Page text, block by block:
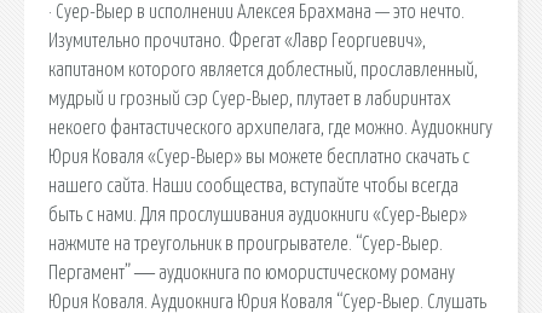
· Суер-Выер в исполнении Алексея Брахмана — это нечто.
Изумительно прочитано. Фрегат «Лавр Георгиевич»,
капитаном которого является доблестный, прославленный,
мудрый и грозный сэр Суер-Выер, плутает в лабиринтах
некоего фантастического архипелага, где можно. Аудиокнигу
Юрия Коваля «Суер-Выер» вы можете бесплатно скачать с
нашего сайта. Наши сообщества, вступайте чтобы всегда
быть с нами. Для прослушивания аудиокниги «Суер-Выер»
нажмите на треугольник в проигрывателе. “Суер-Выер.
Пергамент” ― аудиокнига по юмористическому роману
Юрия Коваля. Аудиокнига Юрия Коваля “Суер-Выер. Слушать